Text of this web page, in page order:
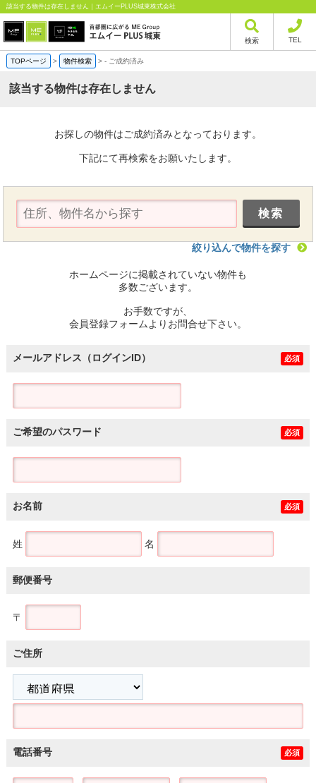
該当する物件は存在しません｜エムイーPLUS城東株式会社
検索 TEL
TOPページ > 物件検索 >- ご成約済み
該当する物件は存在しません
お探しの物件はご成約済みとなっております。
下記にて再検索をお願いたします。
絞り込んで物件を探す
ホームページに掲載されていない物件も
多数ございます。
お手数ですが、
会員登録フォームよりお問合せ下さい。
メールアドレス（ログインID） 必須
ご希望のパスワード 必須
お名前 必須
姓 名
郵便番号
〒
ご住所
電話番号 必須